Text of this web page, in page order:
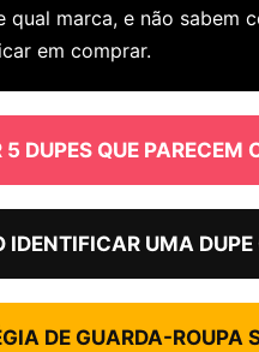
qual marca, e não sabem
em comprar.
5 DUPES QUE PARECEM
IDENTIFICAR UMA
DE GUARDA-ROUPA